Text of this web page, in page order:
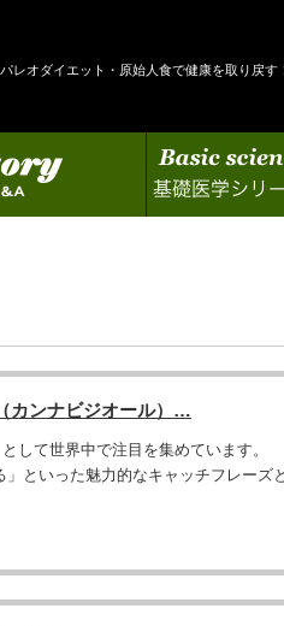
パレオダイエット・原始人食で健康を取り戻
基礎医学シリーズの更新
ンナビジオール）…
して世界中で注目を集めています。
」といった魅力的なキャッチフレーズ